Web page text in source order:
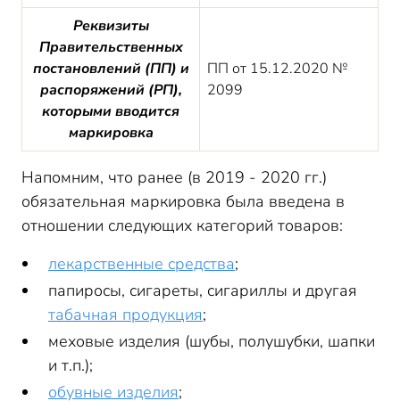
Реквизиты
Правительственных
постановлений (ПП) и
распоряжений (РП),
которыми вводится
маркировка
ПП от 15.12.2020 №
2099
Напомним, что ранее (в 2019 - 2020 гг.)
обязательная маркировка была введена в
отношении следующих категорий товаров:
лекарственные средства;
папиросы, сигареты, сигариллы и другая
табачная продукция;
меховые изделия (шубы, полушубки, шапки
и т.п.);
обувные изделия;